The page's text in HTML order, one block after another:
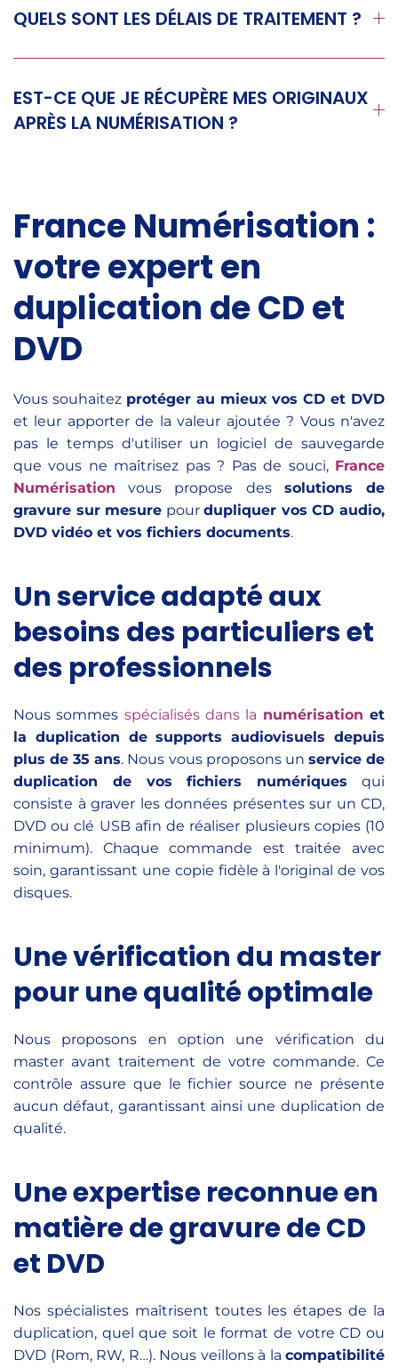
QUELS SONT LES DÉLAIS DE TRAITEMENT ?
EST-CE QUE JE RÉCUPÈRE MES ORIGINAUX
APRÈS LA NUMÉRISATION ?
France Numérisation :
votre expert en
duplication de CD et
DVD
Vous souhaitez protéger au mieux vos CD et DVD
et leur apporter de la valeur ajoutée ? Vous n'avez
pas le temps d'utiliser un logiciel de sauvegarde
que vous ne maîtrisez pas ? Pas de souci, France
Numérisation vous propose des solutions de
gravure sur mesure pourdupliquer vos CD audio,
DVD vidéo et vos fichiers documents.
Un service adapté aux
besoins des particuliers et
des professionnels
Nous sommes spécialisés dans la numérisation et
la duplication de supports audiovisuels depuis
plus de 35 ans. Nous vous proposons un service de
duplication de vos fichiers numériques qui
consiste à graver les données présentes sur un CD,
DVD ou clé USB afin de réaliser plusieurs copies (10
minimum). Chaque commande est traitée avec
soin, garantissant une copie fidèle à l'original de vos
disques.
Une vérification du master
pour une qualité optimale
Nous proposons en option une vérification du
master avant traitement de votre commande. Ce
contrôle assure que le fichier source ne présente
aucun défaut, garantissant ainsi une duplication de
qualité.
Une expertise reconnue en
matière de gravure de CD
et DVD
Nos spécialistes maîtrisent toutes les étapes de la
duplication, quel que soit le format de votre CD ou
DVD (Rom, RW, R…). Nous veillons à la compatibilité